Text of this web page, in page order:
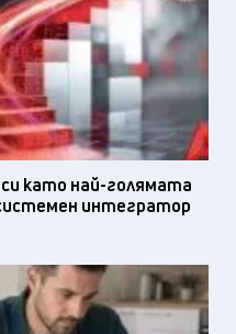
като най-голямата
интегратор